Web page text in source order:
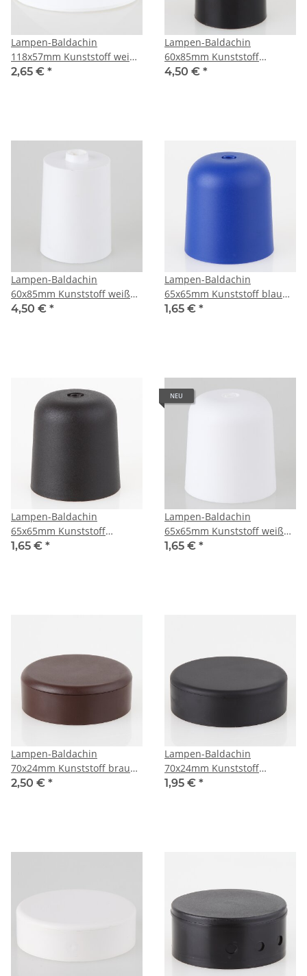
Lampen-Baldachin
118x57mm Kunststoff weiß
Pyramiden Form
2,65 € *
Lampen-Baldachin
60x85mm Kunststoff
schwarz Zylinderform für
4,50 € *
Lampen-Baldachin
60x85mm Kunststoff weiß
Zylinderform für 10er Rohr
4,50 € *
Lampen-Baldachin
65x65mm Kunststoff blau
Zylinderform
1,65 € *
Lampen-Baldachin
65x65mm Kunststoff
schwarz Zylinderform
1,65 € *
NEU
Lampen-Baldachin
65x65mm Kunststoff weiß
Zylinderform
1,65 € *
Lampen-Baldachin
70x24mm Kunststoff braun
Abzweigbaldachin mit
2,50 € *
Lampen-Baldachin
70x24mm Kunststoff
schwarz Abzweigbaldachin
1,95 € *